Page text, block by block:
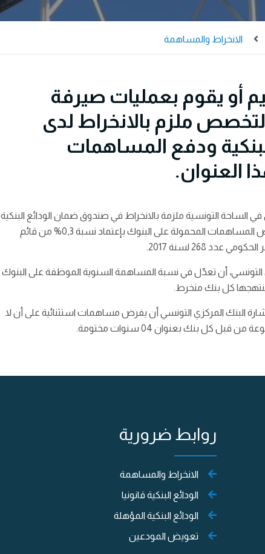
الانخراط والمساهمة
أو يقوم بعمليات صيرفة
ملزم بالانخراط لدى
ودفع المساهمات
العنوان.
الساحة التونسية ملزمة بالانخراط في صندوق ضمان الودائع البنكية
بداية من 18 جانفي 2018، و يتولى الصندوق استخلاص المساهمات المحمولة على البنوك بإعتماد نسبة 0,3% من قائم
268 لسنة 2017.
التونسي، أن تعدّل في نسبة المساهمة السنوية الموظفة على البنوك
ينتهجها كل بنك منخرط.
البنك المركزي التونسي أن يفرض مساهمات استثنائية على أن لا
بنك بعنوان 04 سنوات مختومة.
روابط ضرورية
الانخراط والمساهمة
الودائع البنكية قانونيا
الودائع البنكية المؤهلة
تعويض المودعين